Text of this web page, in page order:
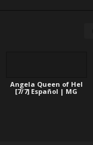
Angela Queen of Hel
[7/7] Español | MG